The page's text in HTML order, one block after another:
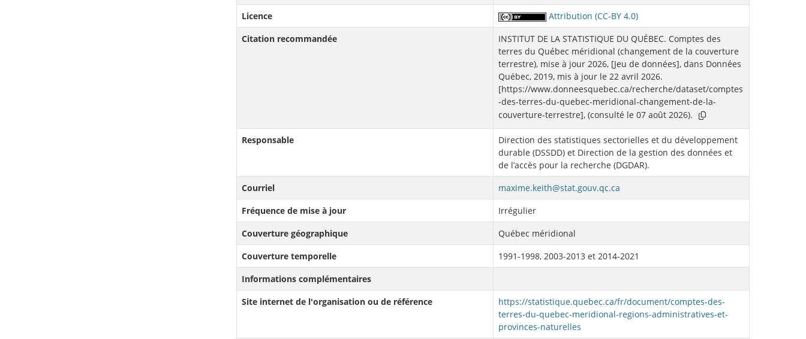
Licence
Attribution (CC-BY 4.0)
Citation recommandée
INSTITUT DE LA STATISTIQUE DU QUÉBEC. Comptes des
terres du Québec méridional (changement de la couverture
terrestre), mise à jour 2026, [Jeu de données], dans Données
Québec, 2019, mis à jour le 22 avril 2026.
[https://www.donneesquebec.ca/recherche/dataset/comptes
-des-terres-du-quebec-meridional-changement-de-la-
couverture-terrestre], (consulté le 07 août 2026).
Responsable
Direction des statistiques sectorielles et du développement
durable (DSSDD) et Direction de la gestion des données et
de l’accès pour la recherche (DGDAR).
Courriel
maxime.keith@stat.gouv.qc.ca
Fréquence de mise à jour
Irrégulier
Couverture géographique
Québec méridional
Couverture temporelle
1991-1998, 2003-2013 et 2014-2021
Informations complémentaires
Site internet de l'organisation ou de référence
https://statistique.quebec.ca/fr/document/comptes-des-
terres-du-quebec-meridional-regions-administratives-et-
provinces-naturelles